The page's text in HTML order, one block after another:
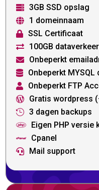
 3GB SSD opslag
 1 domeinnaam
 SSL Certificaat
 100GB dataverkeer
 Onbeperkt
 Onbeperkt MYSQL
 Onbeperkt FTP
 Gratis wordpress
 3 dagen backups
 Eigen PHP versie
 Cpanel
 Mail support